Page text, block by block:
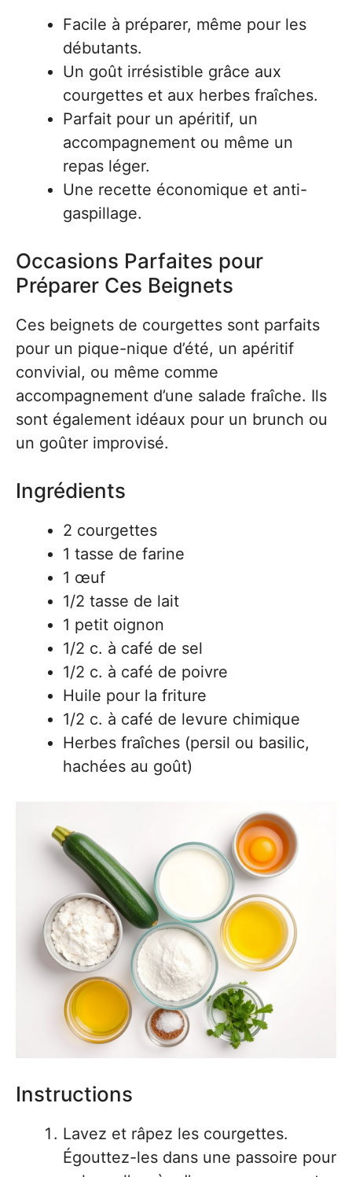
Facile à préparer, même pour les
débutants.
Un goût irrésistible grâce aux
courgettes et aux herbes fraîches.
Parfait pour un apéritif, un
accompagnement ou même un
repas léger.
Une recette économique et anti-
gaspillage.
Occasions Parfaites pour
Préparer Ces Beignets
Ces beignets de courgettes sont parfaits
pour un pique-nique d’été, un apéritif
convivial, ou même comme
accompagnement d’une salade fraîche. Ils
sont également idéaux pour un brunch ou
un goûter improvisé.
Ingrédients
2 courgettes
1 tasse de farine
1 œuf
1/2 tasse de lait
1 petit oignon
1/2 c. à café de sel
1/2 c. à café de poivre
Huile pour la friture
1/2 c. à café de levure chimique
Herbes fraîches (persil ou basilic,
hachées au goût)
Instructions
Lavez et râpez les courgettes.
Égouttez-les dans une passoire pour